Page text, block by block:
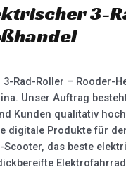
3-
Rad-Roller – Rooder-
Unser Auftrag
Kunden qualitativ
digitale Produkte für
das beste